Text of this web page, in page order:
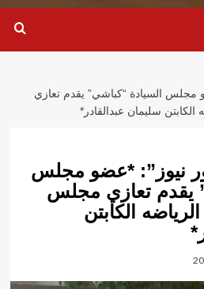
مجلس السيادة “كباشي” يقدم تعازي
سليمان عبدالقادر*
نيوز”: *عضو مجلس
يقدم تعازي مجلس
الكابتن